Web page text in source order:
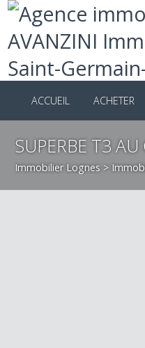
ACCUEIL ACHETER
SUPERBE T3
Immobilier Lognes >